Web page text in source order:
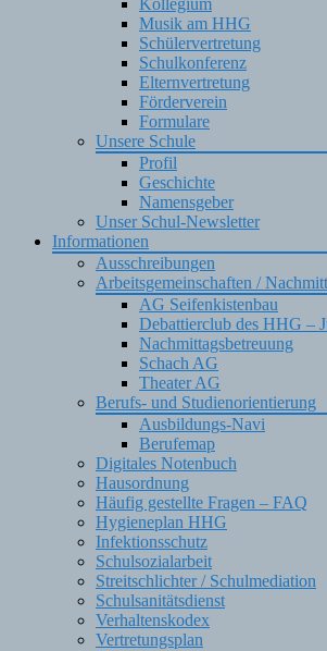
Kollegium
Musik am HHG
Schülervertretung
Schulkonferenz
Elternvertretung
Förderverein
Formulare
Unsere Schule
Profil
Geschichte
Namensgeber
Unser Schul-Newsletter
Informationen
Ausschreibungen
Arbeitsgemeinschaften /
AG Seifenkistenbau
Debattierclub des HHG –
Nachmittagsbetreuung
Schach AG
Theater AG
Berufs- und Studienorientierung
Ausbildungs-Navi
Berufemap
Digitales Notenbuch
Hausordnung
Häufig gestellte Fragen – FAQ
Hygieneplan HHG
Infektionsschutz
Schulsozialarbeit
Streitschlichter / Schulmediation
Schulsanitätsdienst
Verhaltenskodex
Vertretungsplan